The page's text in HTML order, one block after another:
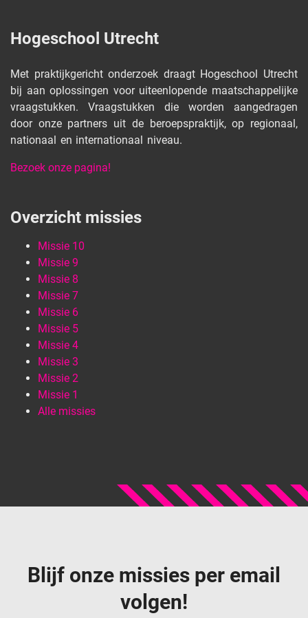
Hogeschool Utrecht
Met praktijkgericht onderzoek draagt Hogeschool Utrecht
bij aan oplossingen voor uiteenlopende maatschappelijke
vraagstukken. Vraagstukken die worden aangedragen
door onze partners uit de beroepspraktijk, op regionaal,
nationaal en internationaal niveau.
Bezoek onze pagina!
Overzicht missies
Missie 10
Missie 9
Missie 8
Missie 7
Missie 6
Missie 5
Missie 4
Missie 3
Missie 2
Missie 1
Alle missies
Blijf onze missies per email
volgen!